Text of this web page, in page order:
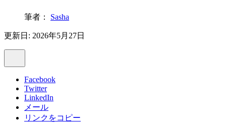
筆者： Sasha
更新日: 2026年5月27日
Facebook
Twitter
LinkedIn
メール
リンクをコピー